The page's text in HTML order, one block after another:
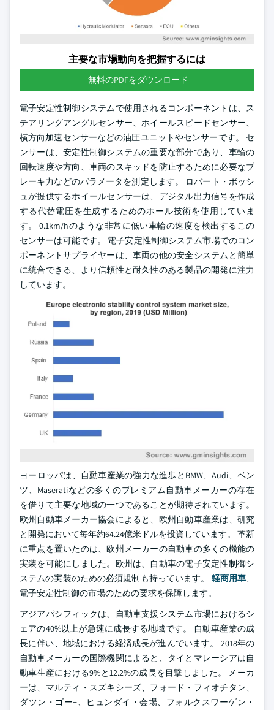
主要な市場動向を把握するには
無料のPDFをダウンロード
電子安定性制御システムで使用されるコンポーネントは、ス
テアリングアングルセンサー、ホイールスピードセンサー、
横方向加速センサーなどの油圧ユニットやセンサーです。 セ
ンサーは、安定性制御システムの重要な部分であり、車輪の
回転速度や方向、車両のスキッドを防止するために必要なブ
レーキ力などのパラメータを測定します。 ロバート・ボッシ
ュが提供するホイールセンサーは、デジタル出力信号を作成
する代替電圧を生成するためのホール技術を使用していま
す。 0.1km/hのような非常に低い車輪の速度を検出するこの
センサーは可能です。 電子安定性制御システム市場でのコン
ポーネントサプライヤーは、車両の他の安全システムと簡単
に統合できる、より信頼性と耐久性のある製品の開発に注力
しています。
ヨーロッパは、自動車産業の強力な進歩とBMW、Audi、ベン
ツ、Maseratiなどの多くのプレミアム自動車メーカーの存在
を借りて主要な地域の一つであることが期待されています。
欧州自動車メーカー協会によると、欧州自動車産業は、研究
と開発において毎年約64.24億米ドルを投資しています。 革新
に重点を置いたのは、欧州メーカーの自動車の多くの機能の
実装を可能にしました。欧州は、自動車の電子安定性制御シ
ステムの実装のための必須規制も持っています。 軽商用車、
電子安定性制御の市場のための要求を保障します。
アジアパシフィックは、自動車支援システム市場におけるシ
ェアの40%以上が急速に成長する地域です。 自動車産業の成
長に伴い、地域における経済成長が進んでいます。 2018年の
自動車メーカーの国際機関によると、タイとマレーシアは自
動車生産における9%と12.2%の成長を目撃しました。 メーカ
ーは、マルティ・スズキシーズ、フォード・フィオチタン、
ダツン・ゴー+、ヒュンダイ・会場、フォルクスワーゲン・